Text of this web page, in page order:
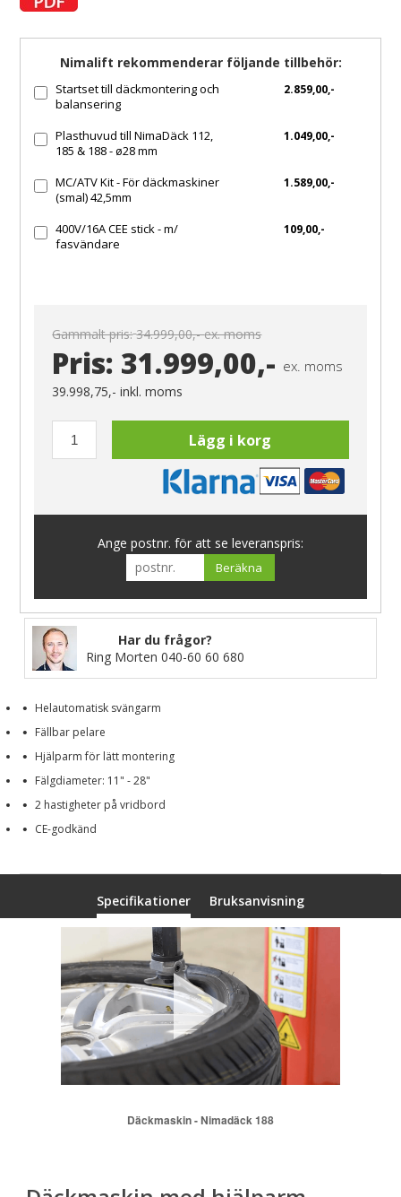
Nimalift rekommenderar följande tillbehör:
Startset till däckmontering och
balansering
2.859,00,-
Plasthuvud till NimaDäck 112,
185 & 188 - ø28 mm
1.049,00,-
MC/ATV Kit - För däckmaskiner
(smal) 42,5mm
1.589,00,-
400V/16A CEE stick - m/
fasvändare
109,00,-
Gammalt pris: 34.999,00,-ex. moms
Pris: 31.999,00,- ex. moms
39.998,75,-inkl. moms
Lägg i korg
Ange postnr. för att se leveranspris:
Beräkna
Har du frågor?
Ring Morten040-60 60 680
Helautomatisk svängarm
Fällbar pelare
Hjälparm för lätt montering
Fälgdiameter: 11" - 28"
2 hastigheter på vridbord
CE-godkänd
Specifikationer Bruksanvisning
Däckmaskin - Nimadäck 188